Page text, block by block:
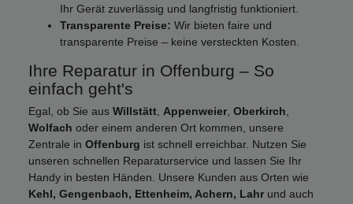
Ihr Gerät zuverlässig und langfristig funktioniert.
Transparente Preise: Wir bieten faire und
transparente Preise – keine versteckten Kosten.
Ihre Reparatur in Offenburg – So
einfach geht's
Egal, ob Sie aus Willstätt Appenweier Oberkirch
Wolfach oder einem anderen Ort kommen, unsere
Zentrale in Offenburg ist schnell erreichbar. Nutzen Sie
unseren schnellen Reparaturservice und lassen Sie Ihr
Handy in besten Händen. Unsere Kunden aus Orten wie
Kehl, Gengenbach, Ettenheim, Achern, Lahr und auch